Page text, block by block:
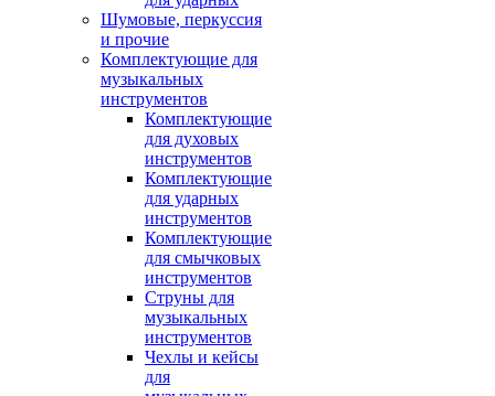
Шумовые, перкуссия
и прочие
Комплектующие для
музыкальных
инструментов
Комплектующие
для духовых
инструментов
Комплектующие
для ударных
инструментов
Комплектующие
для смычковых
инструментов
Струны для
музыкальных
инструментов
Чехлы и кейсы
для